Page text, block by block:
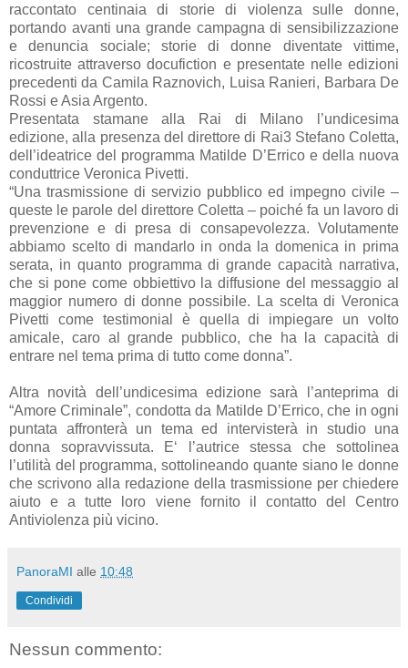
raccontato centinaia di storie di violenza sulle donne,
portando avanti una grande campagna di sensibilizzazione
e denuncia sociale; storie di donne diventate vittime,
ricostruite attraverso docufiction e presentate nelle edizioni
precedenti da Camila Raznovich, Luisa Ranieri, Barbara De
Rossi e Asia Argento.
Presentata stamane alla Rai di Milano l’undicesima
edizione, alla presenza del direttore di Rai3 Stefano Coletta,
dell’ideatrice del programma Matilde D’Errico e della nuova
conduttrice Veronica Pivetti.
“Una trasmissione di servizio pubblico ed impegno civile –
queste le parole del direttore Coletta – poiché fa un lavoro di
prevenzione e di presa di consapevolezza. Volutamente
abbiamo scelto di mandarlo in onda la domenica in prima
serata, in quanto programma di grande capacità narrativa,
che si pone come obbiettivo la diffusione del messaggio al
maggior numero di donne possibile. La scelta di Veronica
Pivetti come testimonial è quella di impiegare un volto
amicale, caro al grande pubblico, che ha la capacità di
entrare nel tema prima di tutto come donna”.
Altra novità dell’undicesima edizione sarà l’anteprima di
“Amore Criminale”, condotta da Matilde D’Errico, che in ogni
puntata affronterà un tema ed intervisterà in studio una
donna sopravvissuta. E‘ l’autrice stessa che sottolinea
l’utilità del programma, sottolineando quante siano le donne
che scrivono alla redazione della trasmissione per chiedere
aiuto e a tutte loro viene fornito il contatto del Centro
Antiviolenza più vicino.
PanoraMI alle 10:48
Condividi
Nessun commento: